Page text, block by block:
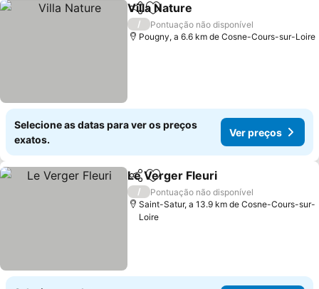
PartilharAdicionar aos favoritos
Villa Nature
/
Pontuação não disponível
Pougny, a 6.6 km de Cosne-Cours-sur-Loire
Selecione as datas para ver os preços
exatos.
Ver preços
PartilharAdicionar aos favoritos
Le Verger Fleuri
/
Pontuação não disponível
Saint-Satur, a 13.9 km de Cosne-Cours-sur-
Loire